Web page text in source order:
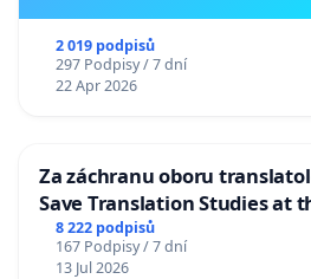
2 019 podpisů
297 Podpisy / 7 dní
22 Apr 2026
Za záchranu oboru
Save Translation Studies at
Charles University
8 222 podpisů
167 Podpisy / 7 dní
13 Jul 2026